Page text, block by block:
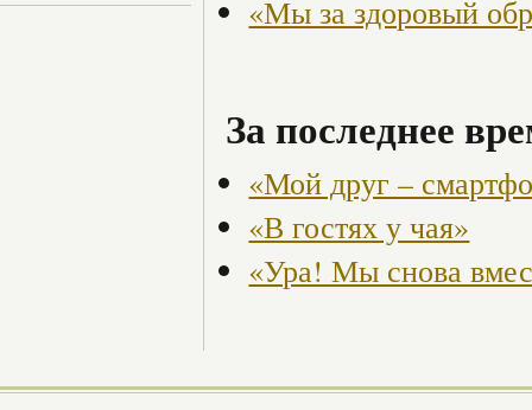
«Мы за здоровый
За последнее
«Мой друг –
«В гостях у чая»
«Ура! Мы снова